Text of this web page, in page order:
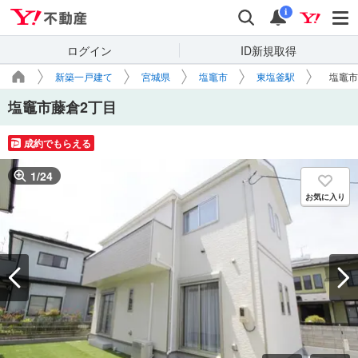
検索 通知
i
ログイン ID新規取得
新築一戸建て 宮城県 塩竈市 東塩釜駅 塩竈
塩竈市藤倉2丁目
成約でもらえる
1/24
お気に入り